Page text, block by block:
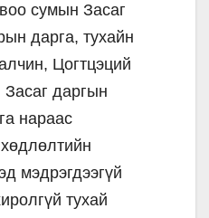
сумын Засаг
дарга, тухайн
Цогтцэций
даргын
нараас
мэдрэгдээгүй
тухай